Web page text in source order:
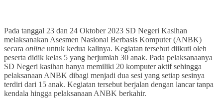
Pada tanggal 23 dan 24 Oktober 2023 SD Negeri Kasihan
melaksanakan Asesmen Nasional Berbasis Komputer (ANBK)
secara online untuk kedua kalinya. Kegiatan tersebut diikuti oleh
peserta didik kelas 5 yang berjumlah 30 anak. Pada pelaksanaanya
SD Negeri kasihan hanya memiliki 20 komputer aktif sehingga
pelaksanaan ANBK dibagi menjadi dua sesi yang setiap sesinya
terdiri dari 15 anak. Kegiatan tersebut berjalan dengan lancar tanpa
kendala hingga pelaksanaan ANBK berkahir.